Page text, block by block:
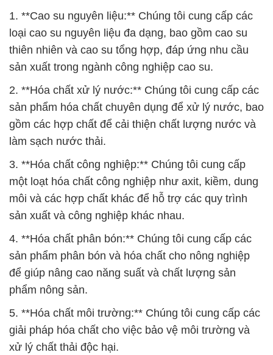
1. **Cao su nguyên liệu:** Chúng tôi cung cấp các
loại cao su nguyên liệu đa dạng, bao gồm cao su
thiên nhiên và cao su tổng hợp, đáp ứng nhu cầu
sản xuất trong ngành công nghiệp cao su.
2. **Hóa chất xử lý nước:** Chúng tôi cung cấp các
sản phẩm hóa chất chuyên dụng để xử lý nước, bao
gồm các hợp chất để cải thiện chất lượng nước và
làm sạch nước thải.
3. **Hóa chất công nghiệp:** Chúng tôi cung cấp
một loạt hóa chất công nghiệp như axit, kiềm, dung
môi và các hợp chất khác để hỗ trợ các quy trình
sản xuất và công nghiệp khác nhau.
4. **Hóa chất phân bón:** Chúng tôi cung cấp các
sản phẩm phân bón và hóa chất cho nông nghiệp
để giúp nâng cao năng suất và chất lượng sản
phẩm nông sản.
5. **Hóa chất môi trường:** Chúng tôi cung cấp các
giải pháp hóa chất cho việc bảo vệ môi trường và
xử lý chất thải độc hại.